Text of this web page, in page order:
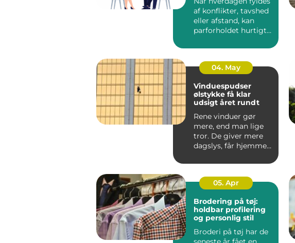
af konflikter, tavshed
eller afstand, kan
parforholdet hurtigt
04. May
Vinduespudser
ølstykke få klar
udsigt året rundt
Rene vinduer gør
mere, end man lige
tror. De giver mere
dagslys, får hjemmet
05. Apr
Brodering på tøj:
holdbar profilering
og personlig stil
Broderi på tøj har de